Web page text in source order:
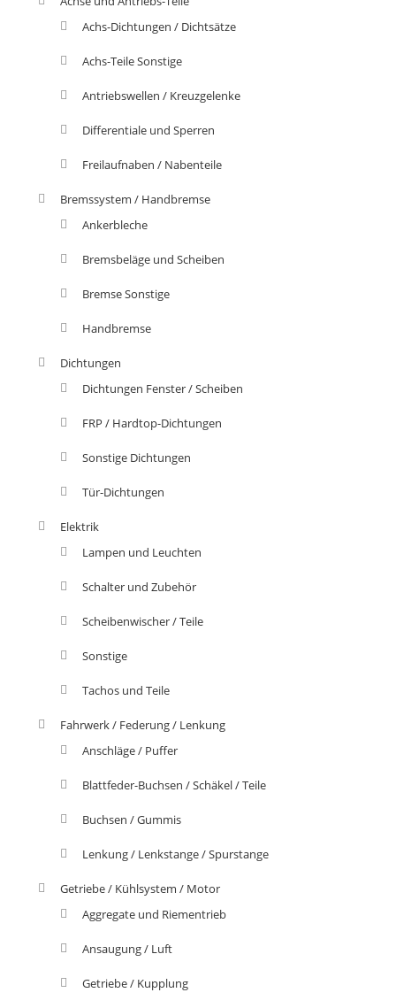
Achs-Dichtungen / Dichtsätze
Achs-Teile Sonstige
Antriebswellen / Kreuzgelenke
Differentiale und Sperren
Freilaufnaben / Nabenteile
Bremssystem / Handbremse
Ankerbleche
Bremsbeläge und Scheiben
Bremse Sonstige
Handbremse
Dichtungen
Dichtungen Fenster / Scheiben
FRP / Hardtop-Dichtungen
Sonstige Dichtungen
Tür-Dichtungen
Elektrik
Lampen und Leuchten
Schalter und Zubehör
Scheibenwischer / Teile
Sonstige
Tachos und Teile
Fahrwerk / Federung / Lenkung
Anschläge / Puffer
Blattfeder-Buchsen / Schäkel / Teile
Buchsen / Gummis
Lenkung / Lenkstange / Spurstange
Getriebe / Kühlsystem / Motor
Aggregate und Riementrieb
Ansaugung / Luft
Getriebe / Kupplung